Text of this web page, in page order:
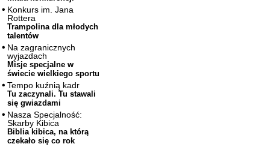
Konkurs im. Jana
Rottera
Trampolina dla młodych
talentów
Na zagranicznych
wyjazdach
Misje specjalne w
świecie wielkiego sportu
Tempo kuźnią kadr
Tu zaczynali. Tu stawali
się gwiazdami
Nasza Specjalność:
Skarby Kibica
Biblia kibica, na którą
czekało się co rok